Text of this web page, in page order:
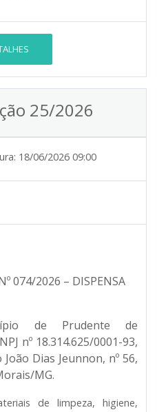
25/2026
18/06/2026 09:00
074/2026 – DISPENSA
de Prudente de
nº 18.314.625/0001-93,
Dias Jeunnon, nº 56,
MG.
de limpeza, higiene,